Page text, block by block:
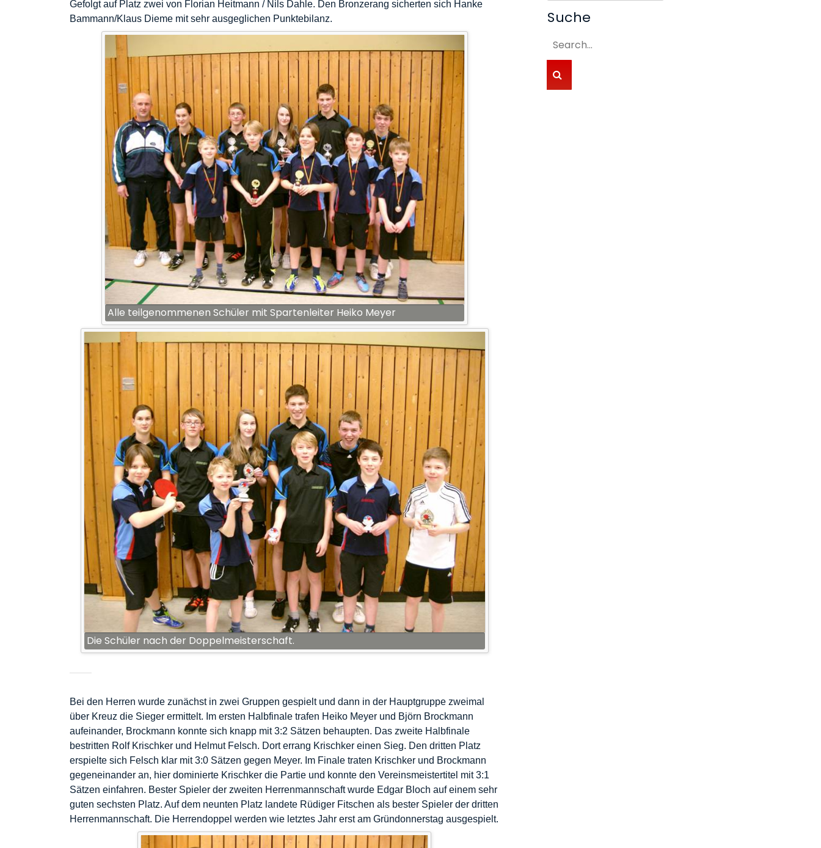
Gefolgt auf Platz zwei von Florian Heitmann / Nils Dahle. Den Bronzerang sicherten sich Hanke
Bammann/Klaus Dieme mit sehr ausgeglichen Punktebilanz.
Alle teilgenommenen Schüler mit Spartenleiter Heiko Meyer
Die Schüler nach der Doppelmeisterschaft.
Bei den Herren wurde zunächst in zwei Gruppen gespielt und dann in der Hauptgruppe zweimal
über Kreuz die Sieger ermittelt. Im ersten Halbfinale trafen Heiko Meyer und Björn Brockmann
aufeinander, Brockmann konnte sich knapp mit 3:2 Sätzen behaupten. Das zweite Halbfinale
bestritten Rolf Krischker und Helmut Felsch. Dort errang Krischker einen Sieg. Den dritten Platz
erspielte sich Felsch klar mit 3:0 Sätzen gegen Meyer. Im Finale traten Krischker und Brockmann
gegeneinander an, hier dominierte Krischker die Partie und konnte den Vereinsmeistertitel mit 3:1
Sätzen einfahren. Bester Spieler der zweiten Herrenmannschaft wurde Edgar Bloch auf einem sehr
guten sechsten Platz. Auf dem neunten Platz landete Rüdiger Fitschen als bester Spieler der dritten
Herrenmannschaft. Die Herrendoppel werden wie letztes Jahr erst am Gründonnerstag ausgespielt.
Suche